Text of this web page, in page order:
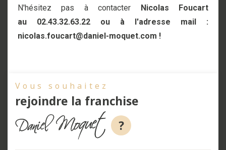
N'hésitez pas à contacter
Nicolas Foucart
au 02.43.32.63.22 ou à l'adresse mail :
nicolas.foucart@daniel-moquet.com !
Vous souhaitez
rejoindre la franchise
?